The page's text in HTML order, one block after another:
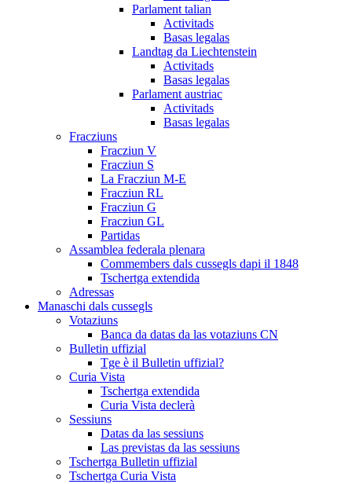
Parlament talian
Activitads
Basas legalas
Landtag da Liechtenstein
Activitads
Basas legalas
Parlament austriac
Activitads
Basas legalas
Fracziuns
Fracziun V
Fracziun S
La Fracziun M-E
Fracziun RL
Fracziun G
Fracziun GL
Partidas
Assamblea federala plenara
Commembers dals cussegls dapi il 1848
Tschertga extendida
Adressas
Manaschi dals cussegls
Votaziuns
Banca da datas da las votaziuns CN
Bulletin uffizial
Tge è il Bulletin uffizial?
Curia Vista
Tschertga extendida
Curia Vista declerà
Sessiuns
Datas da las sessiuns
Las previstas da las sessiuns
Tschertga Bulletin uffizial
Tschertga Curia Vista